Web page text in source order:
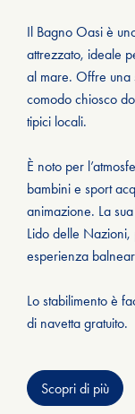
Il Bagno Oasi è
attrezzato, ideale
al mare. Offre una
comodo chiosco
tipici locali.
È noto per
bambini e sport
animazione. La
Lido delle
esperienza
Lo stabilimento è
di navetta gratuito.
Scopri di più